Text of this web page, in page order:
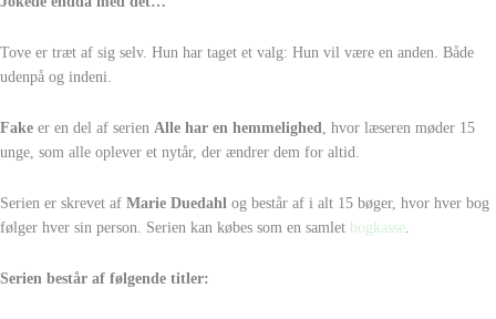
Tove er træt af sig selv. Hun har taget et valg: Hun vil være en anden. Både
udenpå og indeni.
Fake er en del af serien Alle har en hemmelighed
, hvor læseren møder 15
unge, som alle oplever et nytår, der ændrer dem for altid.
Serien er skrevet af Marie Duedahl og består af i alt 15 bøger, hvor hver bog
følger hver sin person. Serien kan købes som en samlet bogkasse
Serien består af følgende titler: